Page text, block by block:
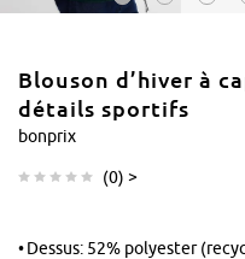
Blouson d’hiver à
détails sportifs
bonprix
(0) >
Dessus: 52% polyester (recyclé), 48% polyester, Doublure: